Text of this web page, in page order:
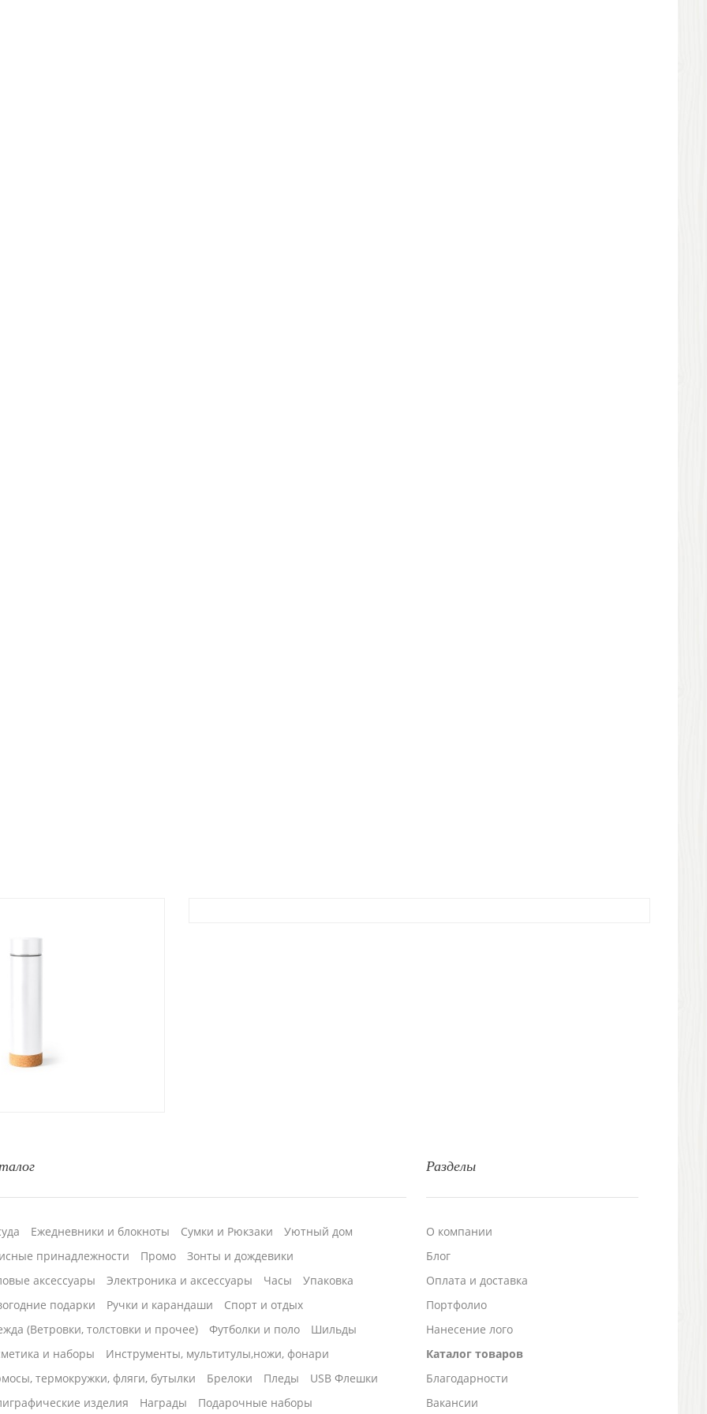
Разделы
О компании
Блог
Оплата и доставка
Портфолио
Нанесение лого
Каталог товаров
Благодарности
Вакансии
Ежедневники и блокноты Сумки и Рюкзаки
Уютный дом
принадлежности
Промо
Зонты и дождевики
аксессуары
Электроника и аксессуары Часы
Упаковка
подарки
Ручки и карандаши
Спорт и отдых
(Ветровки, толстовки и прочее)
Футболки и поло
Шильды
и наборы
Инструменты, мультитулы,ножи, фонари
термокружки, фляги, бутылки
Брелоки Пледы
USB Флешки
изделия
Награды Подарочные наборы